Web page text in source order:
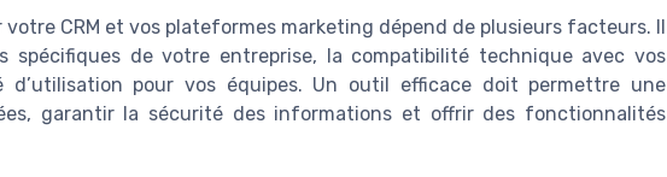
CRM et vos plateformes marketing dépend de plusieurs facteurs. Il
spécifiques de votre entreprise, la compatibilité technique avec vos
pour vos équipes. Un outil efficace doit permettre une
garantir la sécurité des informations et offrir des fonctionnalités